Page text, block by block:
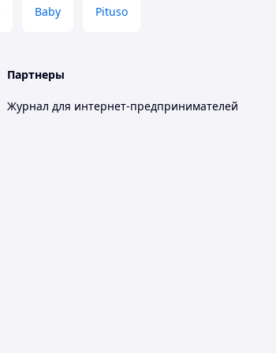
Baby Pituso
Партнеры
Журнал для интернет-предпринимателей